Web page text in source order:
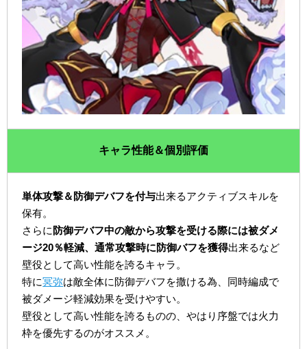
キャラ性能＆個別評価
単体攻撃＆防御デバフを付与出来るアクティブスキルを
保有。
さらに 防御デバフ中の敵から攻撃を受ける際には被ダメ
ージ20％軽減、通常攻撃時に防御バフを獲得出来るなど
壁役として高い性能を誇るキャラ。
特に冥弥は敵全体に防御デバフを撒ける為、同時編成で
被ダメージ軽減効果を受けやすい。
壁役として高い性能を誇るものの、やはり序盤では火力
枠を優先するのがオススメ。